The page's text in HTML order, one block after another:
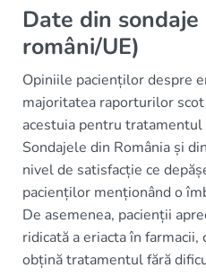
Date din
români/UE)
Opiniile pacienților despre
majoritatea raporturilor
acestuia pentru
Sondajele din România și
nivel de satisfacție ce
pacienților menționând o
De asemenea, pacienții
ridicată a eriacta în
obțină tratamentul fără